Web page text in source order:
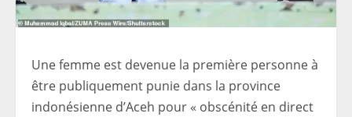
Une femme est devenue la première personne à
être publiquement punie dans la province
indonésienne d’Aceh pour « obscénité en direct